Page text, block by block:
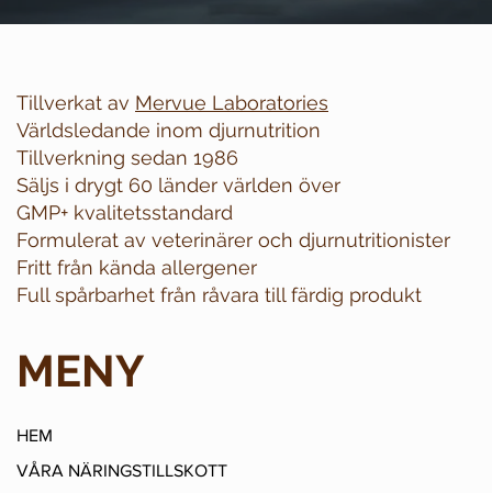
Tillverkat av Mervue Laboratories
Världsledande inom djurnutrition
Tillverkning sedan 1986
Säljs i drygt 60 länder världen över
GMP+ kvalitetsstandard
Formulerat av veterinärer och djurnutritionister
Fritt från kända allergener
Full spårbarhet från råvara till färdig produkt
MENY
HEM
VÅRA NÄRINGSTILLSKOTT